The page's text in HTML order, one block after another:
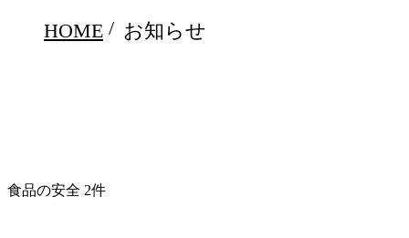
HOME お知らせ
食品の安全 2件